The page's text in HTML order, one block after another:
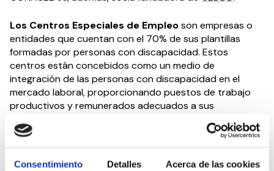
Consentimiento Detalles Acerca de las cookies
Los Centros Especiales de Empleoson empresas o
entidades que cuentan con el 70% de sus plantillas
formadas por personas con discapacidad. Estos
centros están concebidos como un medio de
integración de las personas con discapacidad en el
mercado laboral, proporcionando puestos de trabajo
productivos y remunerados adecuados a sus
características personales. Su forma jurídica puede
variar incluyendo sociedades mercantiles, asociaciones,
fundaciones, etc.